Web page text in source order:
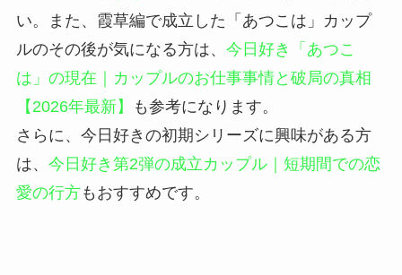
い。また、霞草編で成立した「あつこは」カップ
ルのその後が気になる方は、 今日好き「あつこ
は」の現在｜カップルのお仕事事情と破局の真相
【2026年最新】
も参考になります。
さらに、今日好きの初期シリーズに興味がある方
は、 今日好き第2弾の成立カップル｜短期間での恋
愛の行方もおすすめです。